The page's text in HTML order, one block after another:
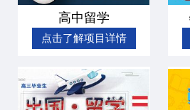
高中留学
点击了解项目详情